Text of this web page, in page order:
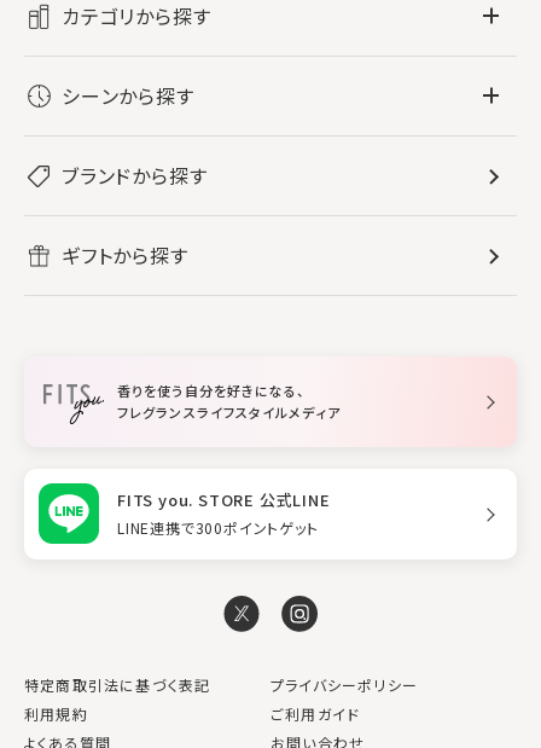
カテゴリから探す
レディース香水
メンズ香水
ボディミスト・スプレー
すべてのバス・ボディケア
ボディ・ハンドクリーム
入浴剤
ホームフレグランス
すべてのホームフレグランス
ルームフレグランス
スタイリング
シーンから探す
リフレッシュしたい
ブランドから探す
ギフトから探す
香りを使う自分を好きになる、
フレグランスライフスタイルメディア
FITS you. STORE 公式LINE
LINE連携で300ポイントゲット
特定商取引法に基づく表記
プライバシーポリシー
利用規約
ご利用ガイド
よくある質問
お問い合わせ